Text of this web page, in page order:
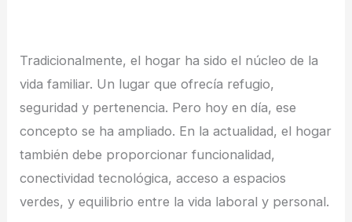
Tradicionalmente, el hogar ha sido el núcleo de la
vida familiar. Un lugar que ofrecía refugio,
seguridad y pertenencia. Pero hoy en día, ese
concepto se ha ampliado. En la actualidad, el hogar
también debe proporcionar funcionalidad,
conectividad tecnológica, acceso a espacios
verdes, y equilibrio entre la vida laboral y personal.